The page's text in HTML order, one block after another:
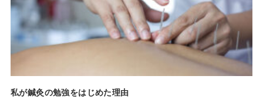
私が鍼灸の勉強をはじめた理由